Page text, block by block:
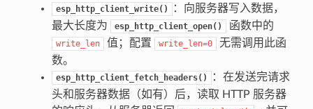
esp_http_client_write()
：向服务器写入数据，
最大长度为
esp_http_client_open() 函数中的
write_len 值；配置 write_len=0
无需调用此函
数。
esp_http_client_fetch_headers()
：在发送完请求
头和服务器数据（如有）后，读取 HTTP 服务器